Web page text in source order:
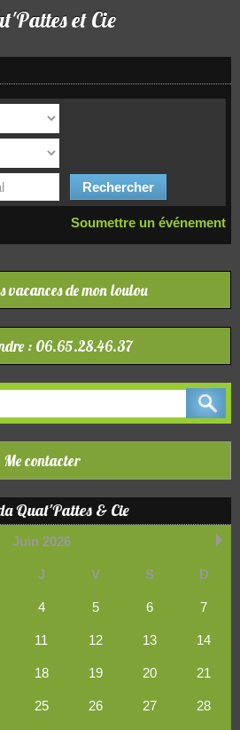
et Cie
Soumettre un événement
vacances de mon loulou
: 06.65.28.46.37
Me contacter
Quat'Pattes & Cie
Juin 2026
J V S D
4 5 6 7
11 12 13 14
18 19 20 21
25 26 27 28